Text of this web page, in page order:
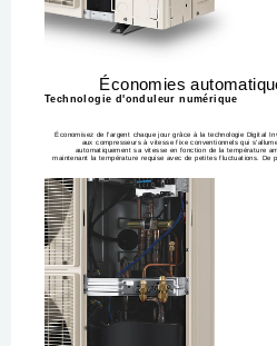
Économies
Technologie d'onduleur numérique
Économisez de l'argent chaque jour grâce à la technologie Digital
aux compresseurs à vitesse fixe conventionnels qui
automatiquement sa vitesse en fonction de la température
maintenant la température requise avec de petites fluctuations. De